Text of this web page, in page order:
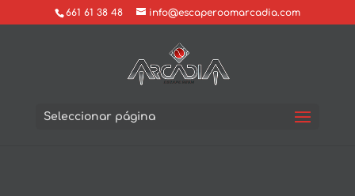
661 61 38 48 info@escaperoomarcadia.com
Seleccionar página